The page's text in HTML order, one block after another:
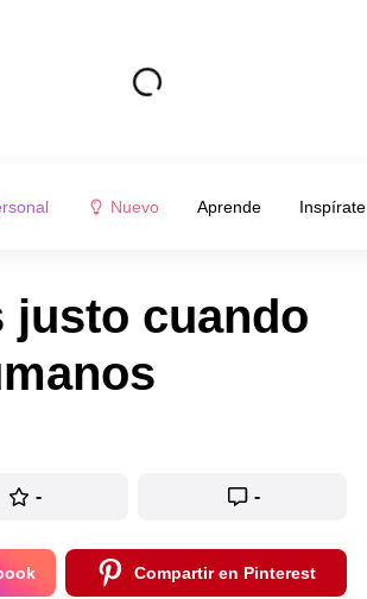
Nuevo Aprende Inspírate
justo cuando
- -
Compartir en Pinterest